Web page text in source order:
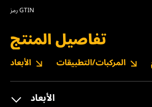
رمز GTIN
تفاصيل المنتج
الأبعاد المركبات/التطبيقات
الأبعاد